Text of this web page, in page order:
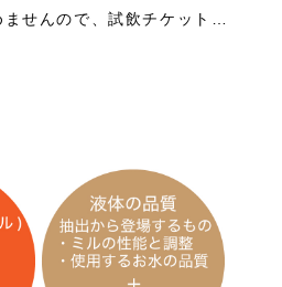
せんので、試飲チケット…